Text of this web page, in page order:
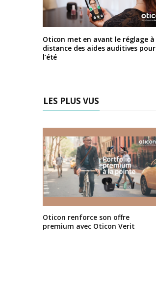
Oticon met en avant le réglage à
distance des aides auditives pour
l’été
LES PLUS VUS
Oticon renforce son offre
premium avec Oticon Verit